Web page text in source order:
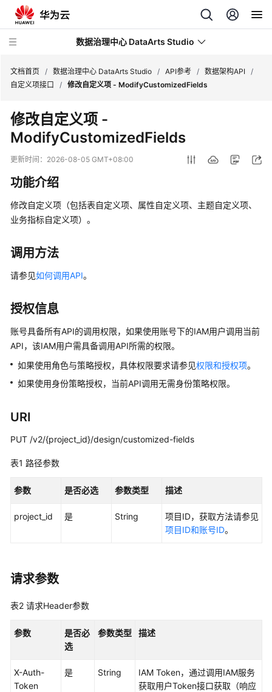
数据治理中心 DataArts Studio
新
动
服
务
公
告
产
品
介
数
据
治
理
方
法
快
速
门
用
指
佳
实
参
文档首页 / 数据治理中心 DataArts Studio / API参考 / 数据架构API /
自定义项接口
/ 修改自定义项 - ModifyCustomizedFields
修改自定义项 -
ModifyCustomizedFields
更新时间： 2026-08-05 GMT+08:00
功能介绍
修改自定义项（包括表自定义项、属性自定义项、主题自定义项、
业务指标自定义项）。
调用方法
请参见如何调用API。
授权信息
账号具备所有API的调用权限，如果使用账号下的IAM用户调用当前
API，该IAM用户需具备调用API所需的权限。
如果使用角色与策略授权，具体权限要求请参见权限和授权项。
如果使用身份策略授权，当前API调用无需身份策略权限。
URI
PUT /v2/{project_id}/design/customized-fields
表1 路径参数
参数 是否必选 参数类型 描述
project_id 是 String
项目ID，获取方法请参见
项目ID和账号ID。
请求参数
表2 请求Header参数
参数
是否必
选
参数类型 描述
X-Auth-
Token
是 String
IAM Token，通过调用IAM服务
获取用户Token接口获取（响应